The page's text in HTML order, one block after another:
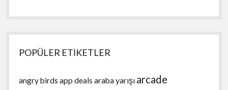
POPÜLER ETİKETLER
angry birds app deals araba yarışı arcade